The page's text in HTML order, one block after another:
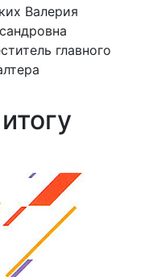
Валерия
главного